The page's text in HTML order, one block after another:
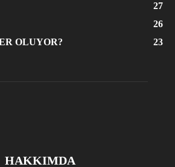
27
26
OLUYOR?
23
HAKKIMDA